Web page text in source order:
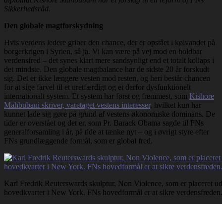
Sikkerhedsråd.
Den globale magtforskydning
Hvis verdens ledere griber den chance, der er opstået i kølvandet på
borgerkrigen i Syrien, så ja. Vi kan være på vej mod en holdbar
verdensfred – det synes klart mere sandsynligt end et totalt kollaps i
det mindste. Den globale magtbalance har de sidste 20 år forskudt
sig. Det er ikke længere vesten mod resten, og heri består chancen
for at sige farvel til et uretfærdigt og et derfor dysfunktionelt
internationalt system. Et system har først og fremmest, som Kishore
Mahbubani skriver, varetaget vestens interesser, hvilket kun har
kunnet lade sig gøre på grund af vestens økonomiske dominans. De
tider er overstået og det er, som Pr. Barack Obama sagde til FNs
generalforsamling i år, på tide at tænke nyt – og i øvrigt styre efter
FNs grundlæggende formål, som er global fred.
Karl Fredrik Reuterswards skulptur, Non Violence, som er placeret
hovedkvarter i New York. FNs hovedformål er at sikre verdensfreden.